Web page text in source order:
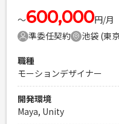
必須スキル
・スマートフォン向けコ
ューマゲームの開発経験
PHPを用いたWebサー
エンジニア複数人のチ
〜600,000円/月
準委任契約
池袋 (東
職種
モーションデザイナー
開発環境
Maya, Unity